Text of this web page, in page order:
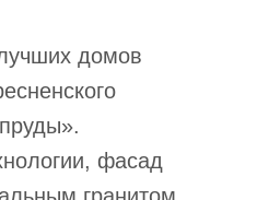
домов
фасад